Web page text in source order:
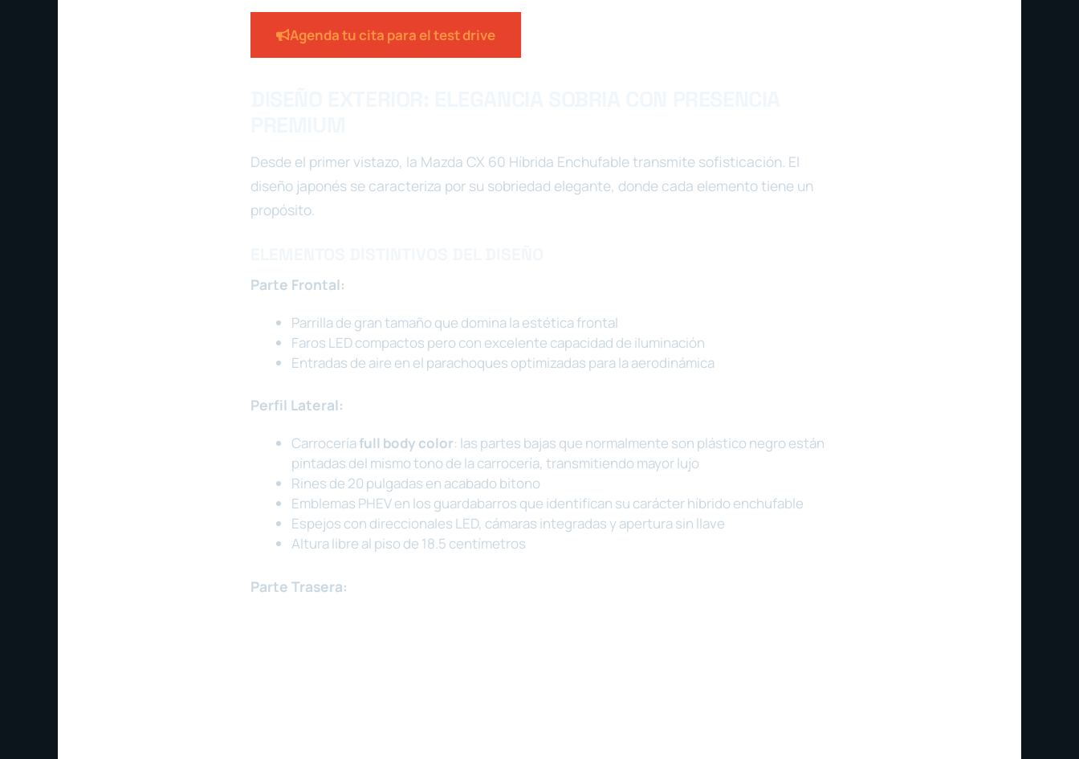
Agenda tu cita para el test drive
Desde el primer vistazo, la Mazda CX 60 Híbrida Enchufable transmite sofisticación. El
diseño japonés se caracteriza por su sobriedad elegante, donde cada elemento tiene un
propósito.
Parte Frontal:
Parrilla de gran tamaño que domina la estética frontal
Faros LED compactos pero con excelente capacidad de iluminación
Entradas de aire en el parachoques optimizadas para la aerodinámica
Perfil Lateral:
Carroceríafull body color: las partes bajas que normalmente son plástico negro están
pintadas del mismo tono de la carrocería, transmitiendo mayor lujo
Rines de 20 pulgadas en acabado bitono
Emblemas PHEV en los guardabarros que identifican su carácter híbrido enchufable
Espejos con direccionales LED, cámaras integradas y apertura sin llave
Altura libre al piso de 18.5 centímetros
Parte Trasera: